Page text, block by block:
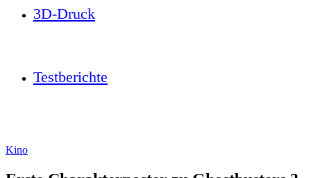
3D-Druck
Testberichte
Kino